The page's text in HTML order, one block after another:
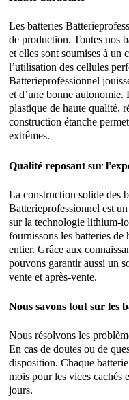
Les batteries
de production. Toutes nos
et elles sont soumises à un
l’utilisation des cellules
Batterieprofessionnel
et d’une bonne autonomie.
plastique de haute qualité,
construction étanche
extrêmes.
Qualité reposant sur
La construction solide des
Batterieprofessionnel est
sur la technologie lithium-
fournissons les batteries
entier. Grâce aux
pouvons garantir aussi un
vente et après-vente.
Nous savons tout sur les
Nous résolvons les
En cas de doutes ou de
disposition. Chaque
mois pour les vices cachés
jours.